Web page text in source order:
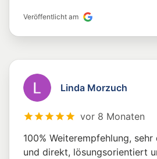
Veröffentlicht am
Linda Morzuch
vor 8 Monaten
100% Weiterempfehlung,
und direkt, lösungsorientiert